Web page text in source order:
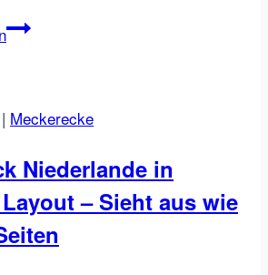
Happy
Jahr
Pech
und
Pannen
| Meckerecke
Niederlande in
– Sieht aus wie